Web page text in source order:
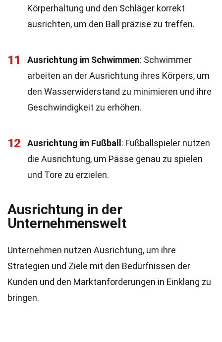
Körperhaltung und den Schläger korrekt
ausrichten, um den Ball präzise zu treffen.
11 Ausrichtung im Schwimmen: Schwimmer
arbeiten an der Ausrichtung ihres Körpers, um
den Wasserwiderstand zu minimieren und ihre
Geschwindigkeit zu erhöhen.
12 Ausrichtung im Fußball : Fußballspieler nutzen
die Ausrichtung, um Pässe genau zu spielen
und Tore zu erzielen.
Ausrichtung in der
Unternehmenswelt
Unternehmen nutzen Ausrichtung, um ihre
Strategien und Ziele mit den Bedürfnissen der
Kunden und den Marktanforderungen in Einklang zu
bringen.